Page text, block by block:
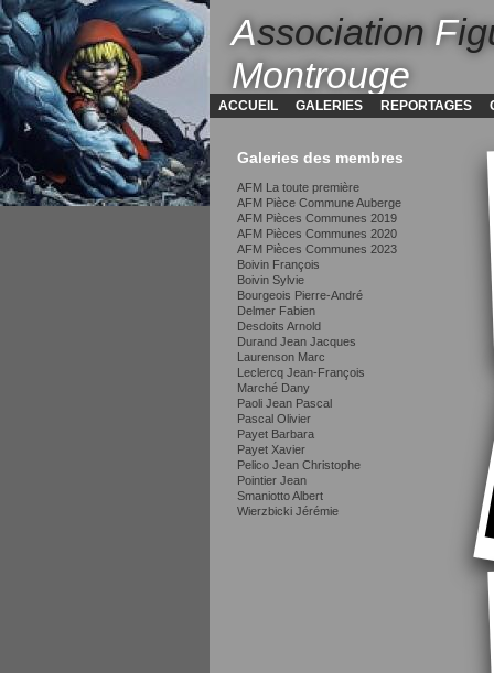
Association F
Montrouge
ACCUEIL GALERIES REPORTAGES
Galeries des membres
AFM La toute première
AFM Pièce Commune Auberge
AFM Pièces Communes 2019
AFM Pièces Communes 2020
AFM Pièces Communes 2023
Boivin François
Boivin Sylvie
Bourgeois Pierre-André
Delmer Fabien
Desdoits Arnold
Durand Jean Jacques
Laurenson Marc
Leclercq Jean-François
Marché Dany
Paoli Jean Pascal
Pascal Olivier
Payet Barbara
Payet Xavier
Pelico Jean Christophe
Pointier Jean
Smaniotto Albert
Wierzbicki Jérémie